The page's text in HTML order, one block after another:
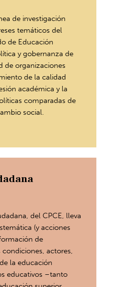
de investigación
temáticos del
de Educación
y gobernanza de
de organizaciones
de la calidad
académica y la
comparadas de
social.
del CPCE, lleva
(y acciones
de
condiciones, actores,
la educación
educativos –tanto